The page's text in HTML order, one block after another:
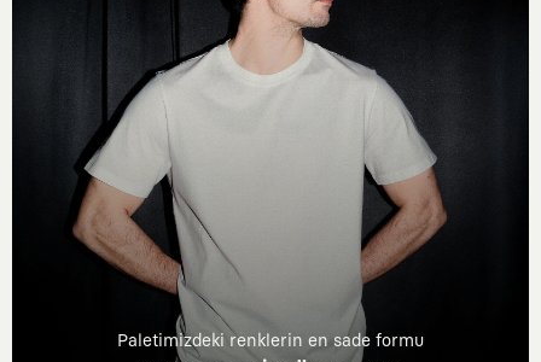
Paletimizdeki renklerin en sade formu